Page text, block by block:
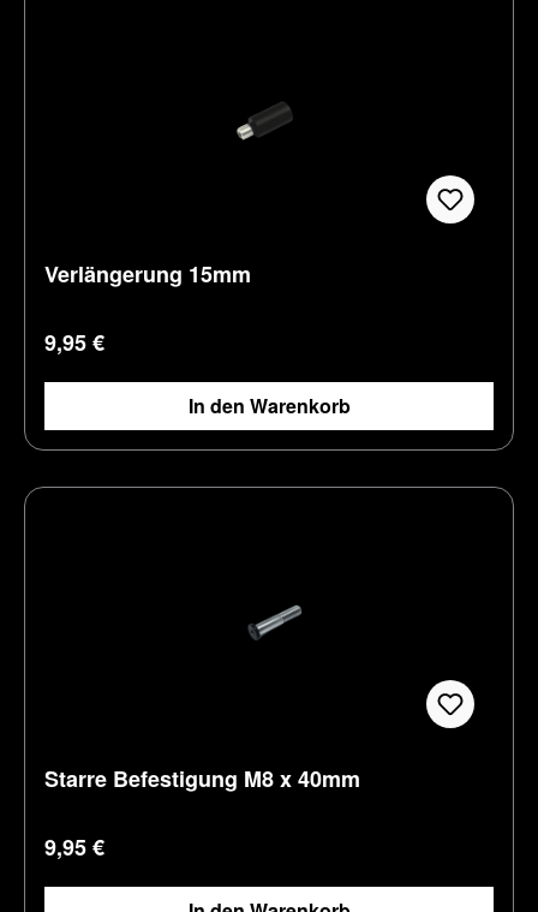
Verlängerung 15mm
Regulärer Preis:
9,95 €
In den Warenkorb
Starre Befestigung M8 x 40mm
Regulärer Preis:
9,95 €